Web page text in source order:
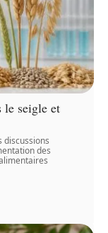
le seigle et
discussions
des